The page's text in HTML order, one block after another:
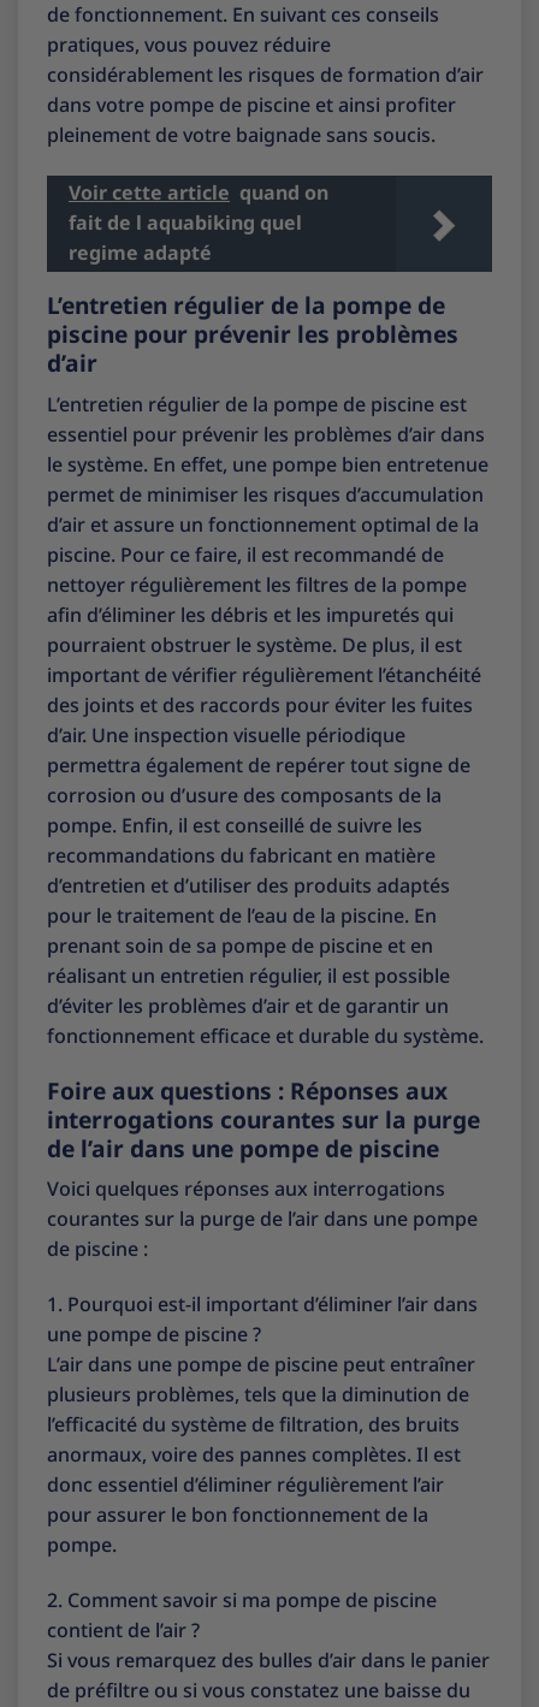
de fonctionnement. En suivant ces conseils
pratiques, vous pouvez réduire
considérablement les risques de formation d’air
dans votre pompe de piscine et ainsi profiter
pleinement de votre baignade sans soucis.
Voir cette article quand on
fait de l aquabiking quel
regime adapté
L’entretien régulier de la pompe de
piscine pour prévenir les problèmes
d’air
L’entretien régulier de la pompe de piscine est
essentiel pour prévenir les problèmes d’air dans
le système. En effet, une pompe bien entretenue
permet de minimiser les risques d’accumulation
d’air et assure un fonctionnement optimal de la
piscine. Pour ce faire, il est recommandé de
nettoyer régulièrement les filtres de la pompe
afin d’éliminer les débris et les impuretés qui
pourraient obstruer le système. De plus, il est
important de vérifier régulièrement l’étanchéité
des joints et des raccords pour éviter les fuites
d’air. Une inspection visuelle périodique
permettra également de repérer tout signe de
corrosion ou d’usure des composants de la
pompe. Enfin, il est conseillé de suivre les
recommandations du fabricant en matière
d’entretien et d’utiliser des produits adaptés
pour le traitement de l’eau de la piscine. En
prenant soin de sa pompe de piscine et en
réalisant un entretien régulier, il est possible
d’éviter les problèmes d’air et de garantir un
fonctionnement efficace et durable du système.
Foire aux questions : Réponses aux
interrogations courantes sur la purge
de l’air dans une pompe de piscine
Voici quelques réponses aux interrogations
courantes sur la purge de l’air dans une pompe
de piscine :
1. Pourquoi est-il important d’éliminer l’air dans
une pompe de piscine ?
L’air dans une pompe de piscine peut entraîner
plusieurs problèmes, tels que la diminution de
l’efficacité du système de filtration, des bruits
anormaux, voire des pannes complètes. Il est
donc essentiel d’éliminer régulièrement l’air
pour assurer le bon fonctionnement de la
pompe.
2. Comment savoir si ma pompe de piscine
contient de l’air ?
Si vous remarquez des bulles d’air dans le panier
de préfiltre ou si vous constatez une baisse du